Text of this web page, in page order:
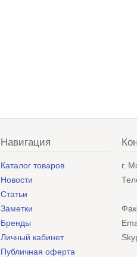
Навигация
Каталог товаров
Новости
Статьи
Заметки
Бренды
Личный кабинет
Публичная оферта
г.